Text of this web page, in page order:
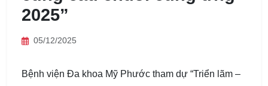
2025”
05/12/2025
Bệnh viện Đa khoa Mỹ Phước tham dự “Triển lãm –